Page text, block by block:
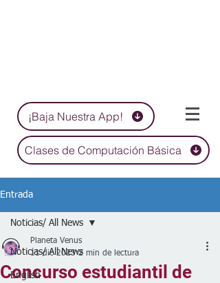
¡Baja Nuestra App!
Clases de Computación Básica
Entrada
Noticias/ All News
English
Noticias/ All News
Concurso estudiantil de
Planeta Venus
11 dic 2023 2 min de lectura